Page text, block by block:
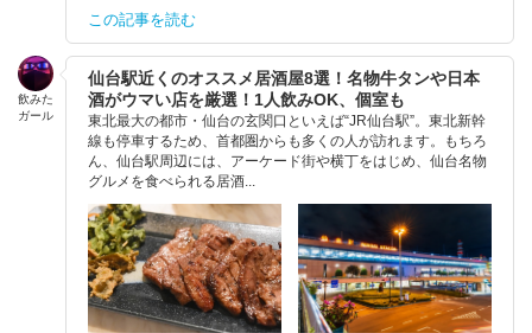
この記事を読む
飲みた
ガール
仙台駅近くのオススメ居酒屋8選！名物牛タンや日本
酒がウマい店を厳選！1人飲みOK、個室も
東北最大の都市・仙台の玄関口といえば“JR仙台駅”。東北新幹
線も停車するため、首都圏からも多くの人が訪れます。もちろ
ん、仙台駅周辺には、アーケード街や横丁をはじめ、仙台名物
グルメを食べられる居酒...